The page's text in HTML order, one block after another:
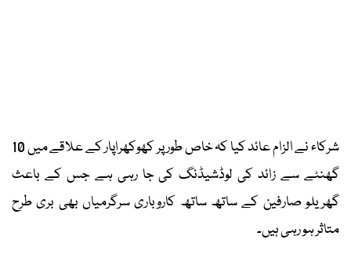
شرکاء نے الزام عائد کیا کہ خاص طور پر کھوکھراپار کے علاقے میں 10
گھنٹے سے زائد کی لوڈشیڈنگ کی جا رہی ہے جس کے باعث
گھریلو صارفین کے ساتھ ساتھ کاروباری سرگرمیاں بھی بری طرح
متاثر ہو رہی ہیں۔